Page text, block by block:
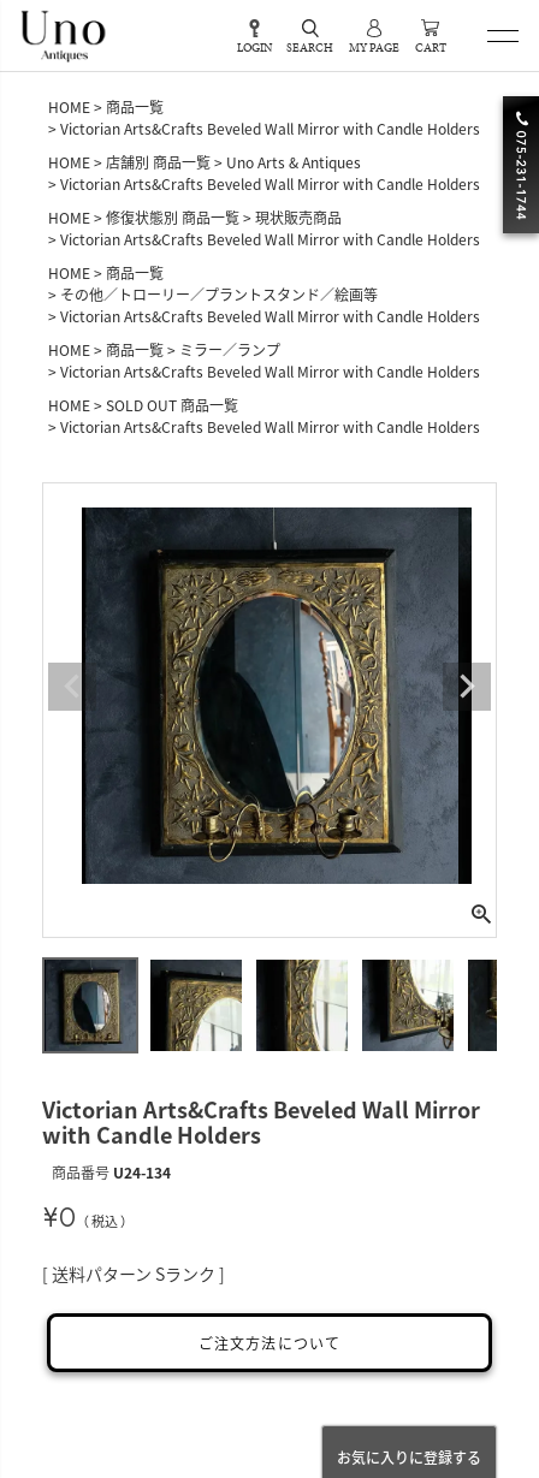
LOGIN SEARCH MY PAGE CART
HOME
商品一覧
Victorian Arts&Crafts Beveled Wall Mirror with Candle Holders
HOME
店舗別 商品一覧
Uno Arts & Antiques
Victorian Arts&Crafts Beveled Wall Mirror with Candle Holders
HOME
修復状態別 商品一覧
現状販売商品
Victorian Arts&Crafts Beveled Wall Mirror with Candle Holders
HOME
商品一覧
その他／トローリー／プラントスタンド／絵画等
Victorian Arts&Crafts Beveled Wall Mirror with Candle Holders
HOME
商品一覧
ミラー／ランプ
Victorian Arts&Crafts Beveled Wall Mirror with Candle Holders
HOME
SOLD OUT 商品一覧
Victorian Arts&Crafts Beveled Wall Mirror with Candle Holders
Victorian Arts&Crafts Beveled Wall Mirror
with Candle Holders
商品番号 U24-134
¥0 税込
送料パターン Sランク
ご注文方法について
お気に入りに登録する